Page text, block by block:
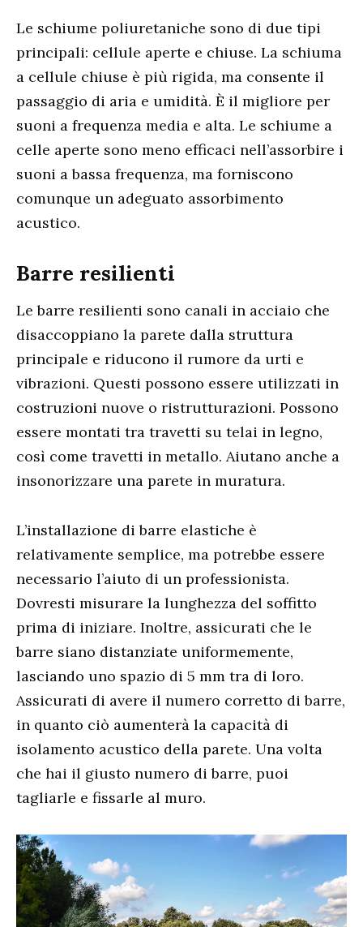
Le schiume poliuretaniche sono di due tipi
principali: cellule aperte e chiuse. La schiuma
a cellule chiuse è più rigida, ma consente il
passaggio di aria e umidità. È il migliore per
suoni a frequenza media e alta. Le schiume a
celle aperte sono meno efficaci nell’assorbire i
suoni a bassa frequenza, ma forniscono
comunque un adeguato assorbimento
acustico.
Barre resilienti
Le barre resilienti sono canali in acciaio che
disaccoppiano la parete dalla struttura
principale e riducono il rumore da urti e
vibrazioni. Questi possono essere utilizzati in
costruzioni nuove o ristrutturazioni. Possono
essere montati tra travetti su telai in legno,
così come travetti in metallo. Aiutano anche a
insonorizzare una parete in muratura.
L’installazione di barre elastiche è
relativamente semplice, ma potrebbe essere
necessario l’aiuto di un professionista.
Dovresti misurare la lunghezza del soffitto
prima di iniziare. Inoltre, assicurati che le
barre siano distanziate uniformemente,
lasciando uno spazio di 5 mm tra di loro.
Assicurati di avere il numero corretto di barre,
in quanto ciò aumenterà la capacità di
isolamento acustico della parete. Una volta
che hai il giusto numero di barre, puoi
tagliarle e fissarle al muro.